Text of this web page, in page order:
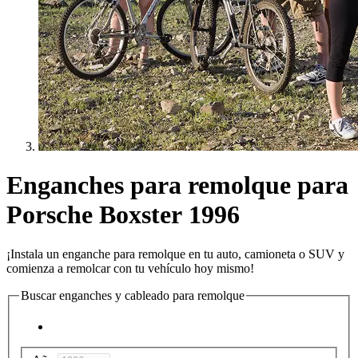
Enganches para remolque para
Porsche Boxster 1996
¡Instala un enganche para remolque en tu auto, camioneta o SUV y
comienza a remolcar con tu vehículo hoy mismo!
Buscar enganches y cableado para remolque